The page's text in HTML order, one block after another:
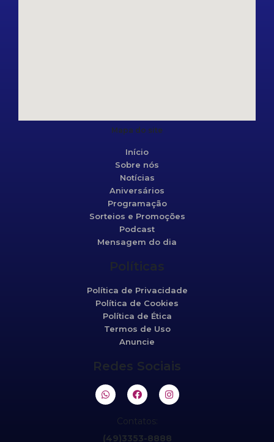
Mapa do site
Início
Sobre nós
Notícias
Aniversários
Programação
Sorteios e Promoções
Podcast
Mensagem do dia
Políticas
Política de Privacidade
Política de Cookies
Política de Ética
Termos de Uso
Anuncie
Redes Sociais
Contatos:
(49)3353-8888